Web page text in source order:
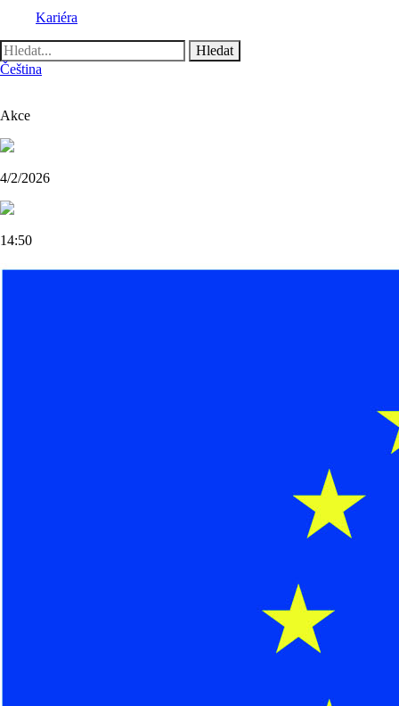
Kariéra
Vyhledávání
Čeština
Akce
4/2/2026
14:50